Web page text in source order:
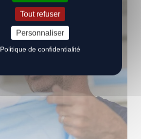
Tout refuser
Personnaliser
Politique de confidentialité